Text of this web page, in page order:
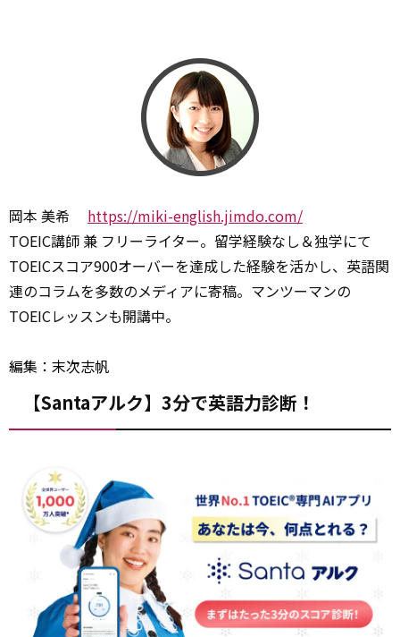
岡本 美希 https://miki-english.jimdo.com/
TOEIC講師 兼 フリーライター。留学経験なし＆独学にて
TOEICスコア900オーバーを達成した経験を活かし、英語関
連のコラムを多数のメディアに寄稿。マンツーマンの
TOEICレッスンも開講中。
編集：末次志帆
【Santaアルク】3分で英語力診断！